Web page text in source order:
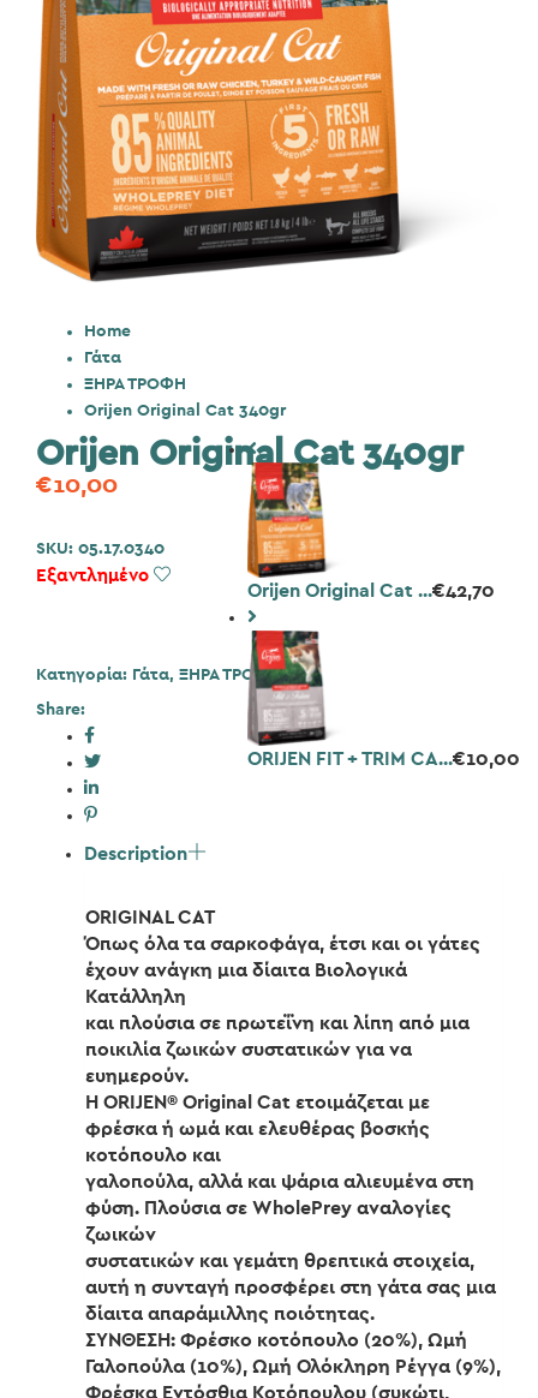
Home
Γάτα
ΞΗΡΑ ΤΡΟΦΗ
Orijen Original Cat 340gr
Orijen Original Cat ...€42,70
ORIJEN FIT + TRIM CA...€10,00
Orijen Original Cat 340gr
€10,00
SKU: 05.17.0340
Εξαντλημένο Add to Wishlist
Κατηγορία: Γάτα, ΞΗΡΑ ΤΡΟΦΗ
Share:
Description
ORIGINAL CAT
Όπως όλα τα σαρκοφάγα, έτσι και οι γάτες
έχουν ανάγκη μια δίαιτα Βιολογικά
Κατάλληλη
και πλούσια σε πρωτεΐνη και λίπη από μια
ποικιλία ζωικών συστατικών για να
ευημερούν.
Η ORIJEN® Original Cat ετοιμάζεται με
φρέσκα ή ωμά και ελευθέρας βοσκής
κοτόπουλο και
γαλοπούλα, αλλά και ψάρια αλιευμένα στη
φύση. Πλούσια σε WholePrey αναλογίες
ζωικών
συστατικών και γεμάτη θρεπτικά στοιχεία,
αυτή η συνταγή προσφέρει στη γάτα σας μια
δίαιτα απαράμιλλης ποιότητας.
ΣΥΝΘΕΣΗ: Φρέσκο κοτόπουλο (20%), Ωμή
Γαλοπούλα (10%), Ωμή Ολόκληρη Ρέγγα (9%),
Φρέσκα Εντόσθια Κοτόπουλου (συκώτι,